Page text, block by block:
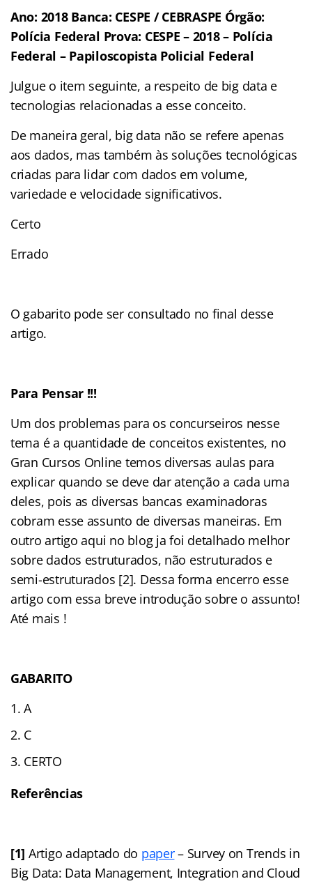
Ano: 2018 Banca: CESPE / CEBRASPE Órgão:
Polícia Federal Prova: CESPE – 2018 – Polícia
Federal – Papiloscopista Policial Federal
Julgue o item seguinte, a respeito de big data e
tecnologias relacionadas a esse conceito.
De maneira geral, big data não se refere apenas
aos dados, mas também às soluções tecnológicas
criadas para lidar com dados em volume,
variedade e velocidade significativos.
Certo
Errado
O gabarito pode ser consultado no final desse
artigo.
Para Pensar !!!
Um dos problemas para os concurseiros nesse
tema é a quantidade de conceitos existentes, no
Gran Cursos Online temos diversas aulas para
explicar quando se deve dar atenção a cada uma
deles, pois as diversas bancas examinadoras
cobram esse assunto de diversas maneiras. Em
outro artigo aqui no blog ja foi detalhado melhor
sobre dados estruturados, não estruturados e
semi-estruturados [2]. Dessa forma encerro esse
artigo com essa breve introdução sobre o assunto!
Até mais !
GABARITO
A
C
CERTO
Referências
[1] Artigo adaptado do paper– Survey on Trends in
Big Data: Data Management, Integration and Cloud